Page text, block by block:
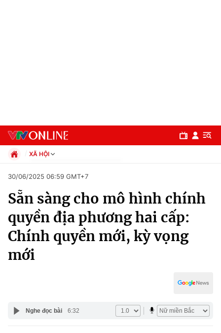
Chuyên mục
Chính trị
Xã hội
Y tế
XÃ HỘI
Xã hội
Pháp luật
Kinh tế
Thể thao
Truyền hình
Văn hóa - Giải trí
Y tế
30/06/2025 06:59 GMT+7
Sẵn sàng cho mô hình chính
quyền địa phương hai cấp:
Chính quyền mới, kỳ vọng
mới
Nghe đọc bài 6:32